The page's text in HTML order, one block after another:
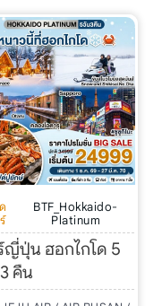
BTF_Hokkaido-
Platinum
ญี่ปุ่น ฮอกไกโด 5
คืน